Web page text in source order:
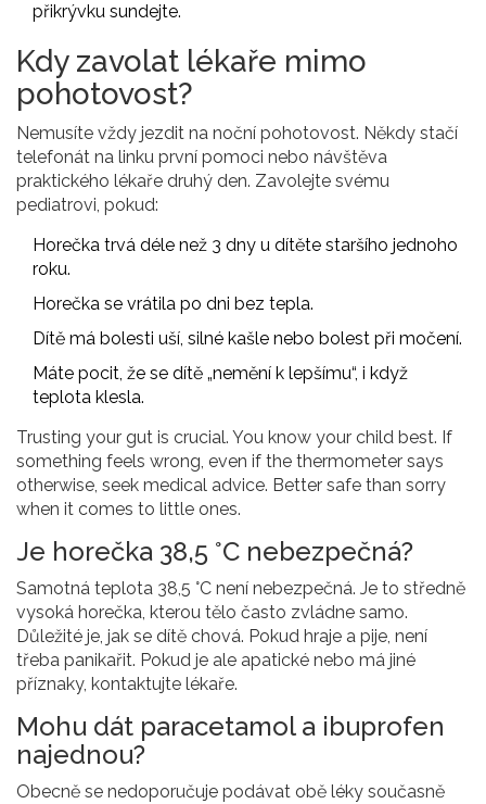
přikrývku sundejte.
Kdy zavolat lékaře mimo
pohotovost?
Nemusíte vždy jezdit na noční pohotovost. Někdy stačí
telefonát na linku první pomoci nebo návštěva
praktického lékaře druhý den. Zavolejte svému
pediatrovi, pokud:
Horečka trvá déle než 3 dny u dítěte staršího jednoho
roku.
Horečka se vrátila po dni bez tepla.
Dítě má bolesti uší, silné kašle nebo bolest při močení.
Máte pocit, že se dítě „nemění k lepšímu“, i když
teplota klesla.
Trusting your gut is crucial. You know your child best. If
something feels wrong, even if the thermometer says
otherwise, seek medical advice. Better safe than sorry
when it comes to little ones.
Je horečka 38,5 °C nebezpečná?
Samotná teplota 38,5 °C není nebezpečná. Je to středně
vysoká horečka, kterou tělo často zvládne samo.
Důležité je, jak se dítě chová. Pokud hraje a pije, není
třeba panikařit. Pokud je ale apatické nebo má jiné
příznaky, kontaktujte lékaře.
Mohu dát paracetamol a ibuprofen
najednou?
Obecně se nedoporučuje podávat obě léky současně